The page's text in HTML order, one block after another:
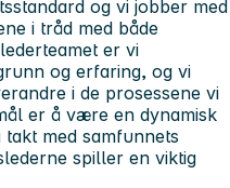
og vi jobber med
i tråd med både
er vi
og erfaring, og vi
i de prosessene vi
er å være en dynamisk
med samfunnets
spiller en viktig